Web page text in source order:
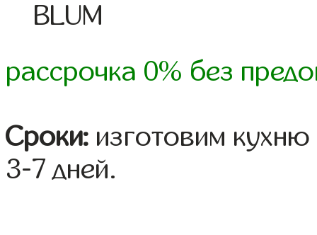
BLUM
рассрочка 0% без
Сроки: изготовим
3-7 дней.